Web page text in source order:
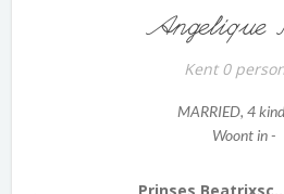
Angelique
Kent 0
MARRIED, 4
Woont in -